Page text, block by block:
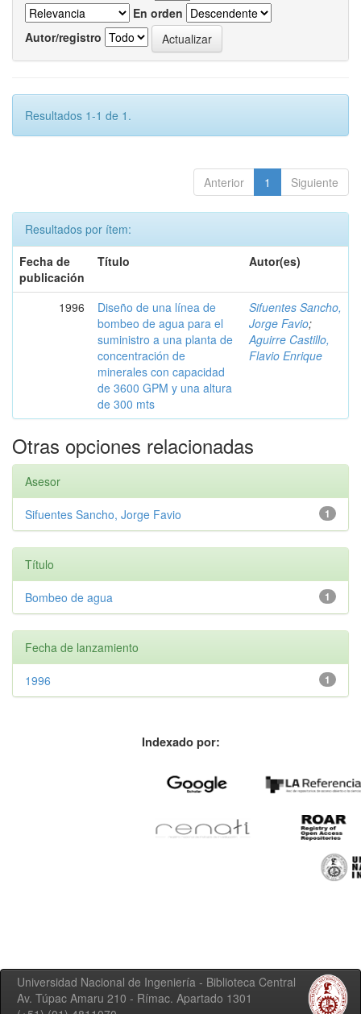
En orden
Autor/registro
Resultados 1-1 de 1.
Anterior 1 Siguiente
Resultados por ítem:
Fecha de
publicación
Título Autor(es)
1996
Diseño de una línea de
bombeo de agua para el
suministro a una planta de
concentración de
minerales con capacidad
de 3600 GPM y una altura
de 300 mts
Sifuentes Sancho,
Jorge Favio;
Aguirre Castillo,
Flavio Enrique
Otras opciones relacionadas
Asesor
1
Sifuentes Sancho, Jorge Favio
Título
1
Bombeo de agua
Fecha de lanzamiento
1
1996
Indexado por:
Universidad Nacional de Ingeniería - Biblioteca Central
Av. Túpac Amaru 210 - Rímac. Apartado 1301